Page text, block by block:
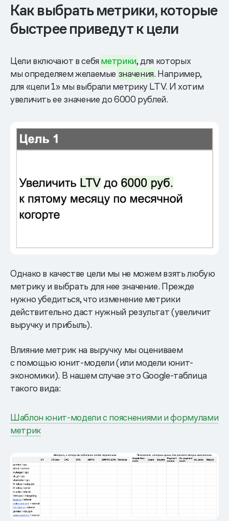
Как выбрать метрики, которые
быстрее приведут к цели
Цели включают в себяметрики, для которых
мы определяем желаемые значения. Например,
для «цели 1» мы выбрали метрику LTV. И хотим
увеличить ее значение до 6000 рублей.
Однако в качестве цели мы не можем взять любую
метрику и выбрать для нее значение. Прежде
нужно убедиться, что изменение метрики
действительно даст нужный результат (увеличит
выручку и прибыль).
Влияние метрик на выручку мы оцениваем
с помощью юнит-модели (или модели юнит-
экономики). В нашем случае это Google-таблица
такого вида:
Шаблон юнит-модели с пояснениями и формулами
метрик